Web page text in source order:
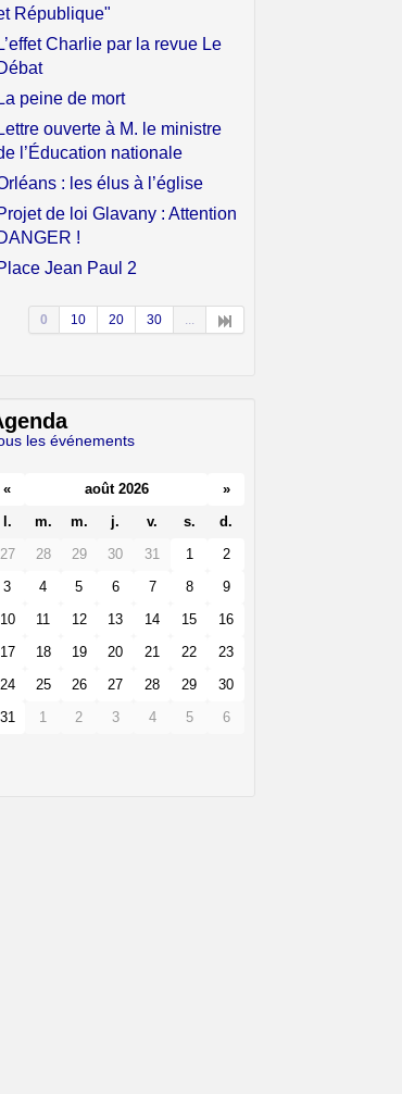
République"
L’effet Charlie par la revue Le
La peine de mort
Lettre ouverte à M. le ministre
l’Éducation nationale
: les élus à l’église
de loi Glavany : Attention
!
Jean Paul 2
0 10 20 30 ...
les événements
« août 2026
»
l.
m. m. j. v. s.
d.
27
28 29 30 31 1
2
3
4 5 6 7 8
9
10
11 12 13 14 15
16
17
18 19 20 21 22
23
24
25 26 27 28 29
30
31
1 2 3 4 5 6